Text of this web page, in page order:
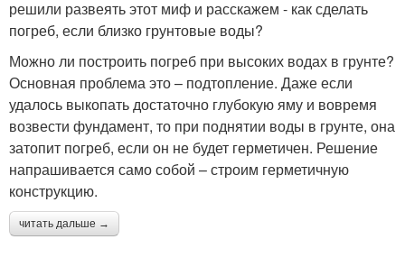
решили развеять этот миф и расскажем - как сделать
погреб, если близко грунтовые воды?
Можно ли построить погреб при высоких водах в грунте?
Основная проблема это – подтопление. Даже если
удалось выкопать достаточно глубокую яму и вовремя
возвести фундамент, то при поднятии воды в грунте, она
затопит погреб, если он не будет герметичен. Решение
напрашивается само собой – строим герметичную
конструкцию.
читать дальше →